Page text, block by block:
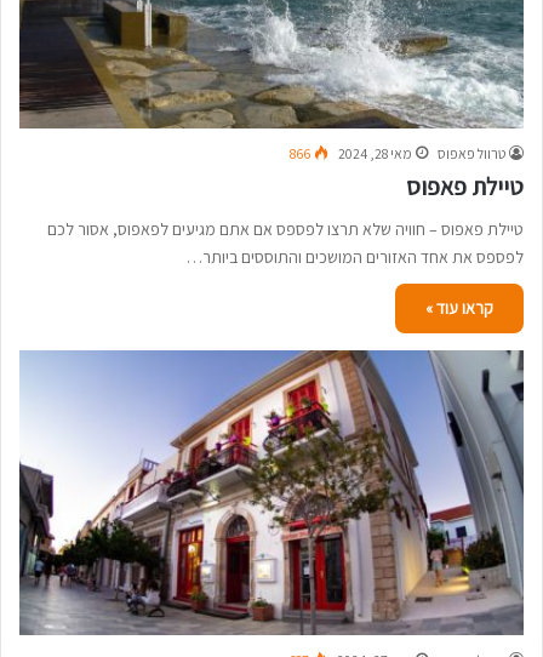
טרוול פאפוס מאי 28, 2024 866
טיילת פאפוס
טיילת פאפוס – חוויה שלא תרצו לפספס אם אתם מגיעים לפאפוס, אסור לכם
לפספס את אחד האזורים המושכים והתוססים ביותר…
קראו עוד »